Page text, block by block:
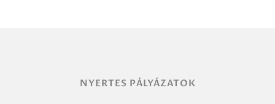
NYERTES PÁLYÁZATOK